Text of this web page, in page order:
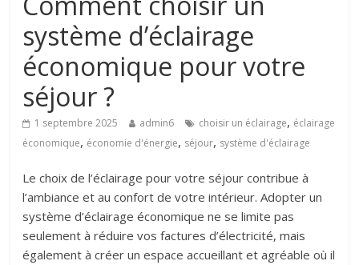
système d’éclairage
économique pour votre
séjour ?
1 septembre 2025 admin6 choisir un éclairage, éclairage
économique, économie d'énergie, séjour, système d'éclairage
Le choix de l’éclairage pour votre séjour contribue à
l’ambiance et au confort de votre intérieur. Adopter un
système d’éclairage économique ne se limite pas
seulement à réduire vos factures d’électricité, mais
également à créer un espace accueillant et agréable où il